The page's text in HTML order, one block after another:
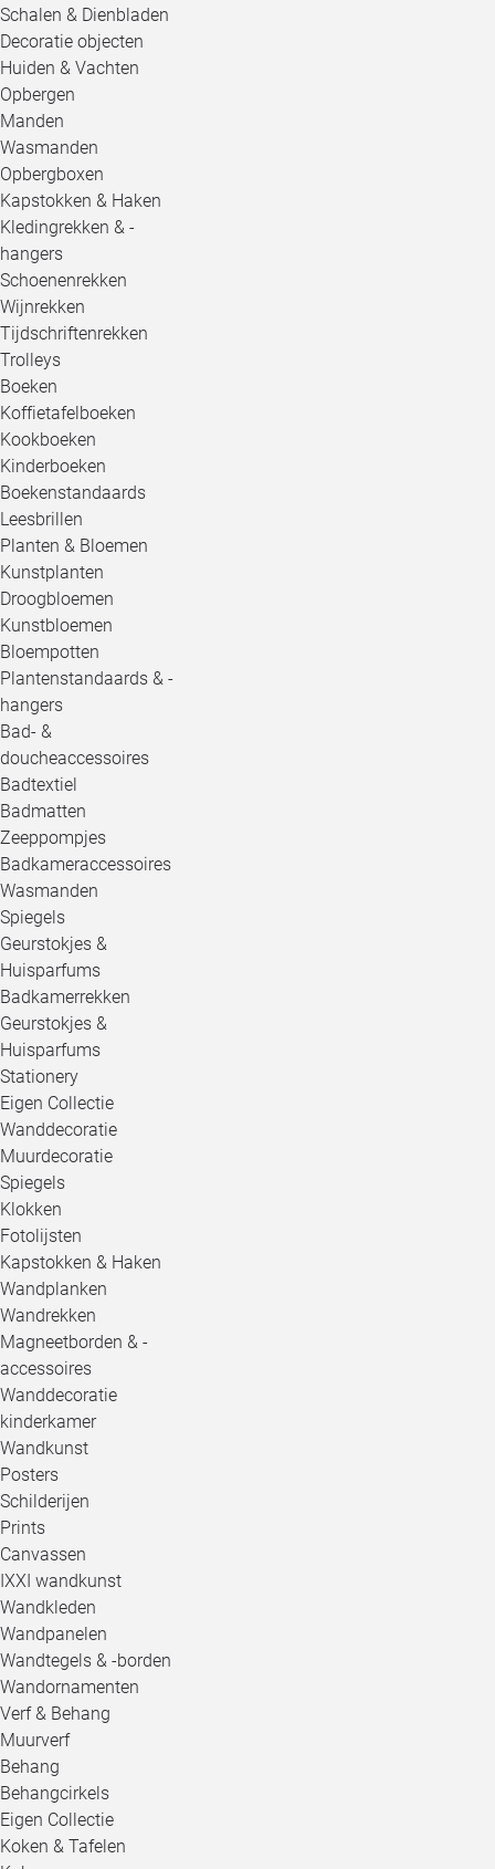
Schalen & Dienbladen
Decoratie objecten
Huiden & Vachten
Opbergen
Manden
Wasmanden
Opbergboxen
Kapstokken & Haken
Kledingrekken & -
hangers
Schoenenrekken
Wijnrekken
Tijdschriftenrekken
Trolleys
Boeken
Koffietafelboeken
Kookboeken
Kinderboeken
Boekenstandaards
Leesbrillen
Planten & Bloemen
Kunstplanten
Droogbloemen
Kunstbloemen
Bloempotten
Plantenstandaards & -
hangers
Bad- &
doucheaccessoires
Badtextiel
Badmatten
Zeeppompjes
Badkameraccessoires
Wasmanden
Spiegels
Geurstokjes &
Huisparfums
Badkamerrekken
Geurstokjes &
Huisparfums
Stationery
Eigen Collectie
Wanddecoratie
Muurdecoratie
Spiegels
Klokken
Fotolijsten
Kapstokken & Haken
Wandplanken
Wandrekken
Magneetborden & -
accessoires
Wanddecoratie
kinderkamer
Wandkunst
Posters
Schilderijen
Prints
Canvassen
IXXI wandkunst
Wandkleden
Wandpanelen
Wandtegels & -borden
Wandornamenten
Verf & Behang
Muurverf
Behang
Behangcirkels
Eigen Collectie
Koken & Tafelen